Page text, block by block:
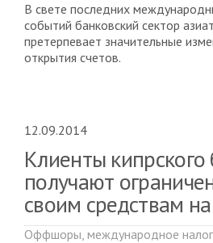
В свете последних
событий банковский сектор
претерпевает значительные
открытия счетов.
12.09.2014
Клиенты кипрского
получают
своим средствам
Оффшоры, международное